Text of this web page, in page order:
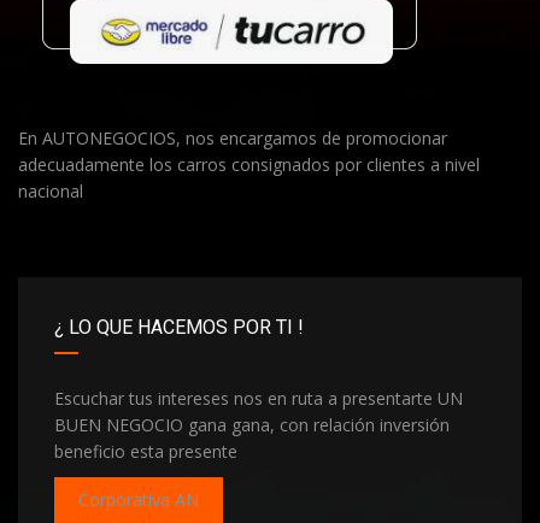
En AUTONEGOCIOS, nos encargamos de promocionar
adecuadamente los carros consignados por clientes a nivel
nacional
¿ LO QUE HACEMOS POR TI !
Escuchar tus intereses nos en ruta a presentarte UN
BUEN NEGOCIO gana gana, con relación inversión
beneficio esta presente
Corporativa AN